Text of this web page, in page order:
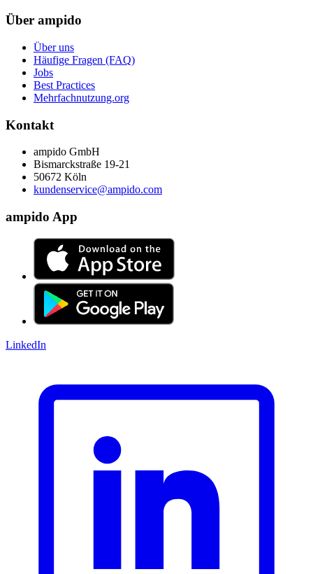
Über ampido
Über uns
Häufige Fragen (FAQ)
Jobs
Best Practices
Mehrfachnutzung.org
Kontakt
ampido GmbH
Bismarckstraße 19-21
50672 Köln
kundenservice@ampido.com
ampido App
LinkedIn